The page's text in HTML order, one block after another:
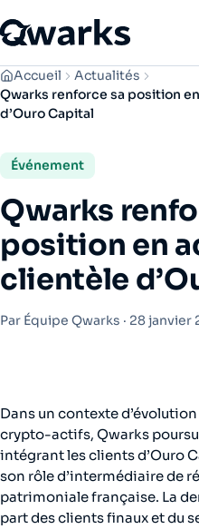
Accueil
Actualités
Qwarks renforce sa position
d’Ouro Capital
Événement
Qwarks
position en
clientèle
Par Équipe Qwarks · 28 janvier
Dans un contexte
crypto-actifs, Qwarks
intégrant les clients d’Ouro
son rôle d’intermédiaire de
patrimoniale française. La
part des clients finaux et du